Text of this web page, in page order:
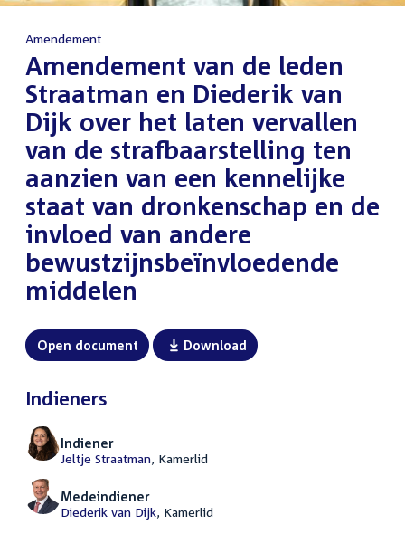
Amendement
Amendement van de leden
Straatman en Diederik van
Dijk over het laten vervallen
van de strafbaarstelling ten
aanzien van een kennelijke
staat van dronkenschap en de
invloed van andere
bewustzijnsbeïnvloedende
middelen
Open document Download
Indieners
Indiener
Jeltje Straatman, Kamerlid
Medeindiener
Diederik van Dijk, Kamerlid